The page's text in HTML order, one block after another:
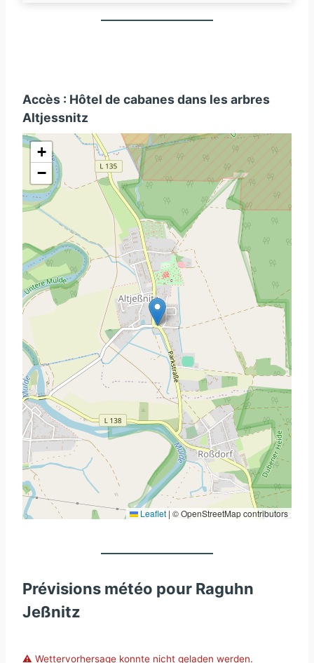
Accès : Hôtel de cabanes dans les arbres
Altjessnitz
+
−
Leaflet | © OpenStreetMap contributors
Prévisions météo pour Raguhn
Jeßnitz
⚠️ Wettervorhersage konnte nicht geladen werden.